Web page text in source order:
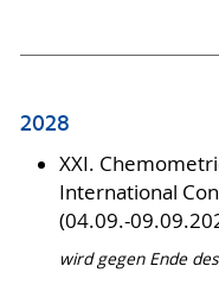
2028
XXI.
International
(04.09.-
wird gegen Ende